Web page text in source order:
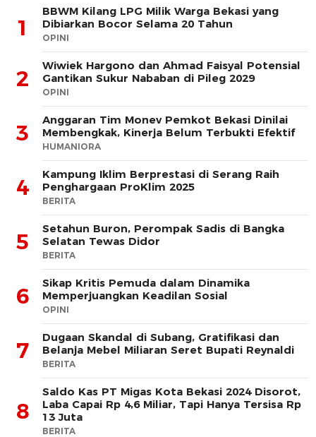
1
BBWM Kilang LPG Milik Warga Bekasi yang
Dibiarkan Bocor Selama 20 Tahun
OPINI
2
Wiwiek Hargono dan Ahmad Faisyal Potensial
Gantikan Sukur Nababan di Pileg 2029
OPINI
3
Anggaran Tim Monev Pemkot Bekasi Dinilai
Membengkak, Kinerja Belum Terbukti Efektif
HUMANIORA
4
Kampung Iklim Berprestasi di Serang Raih
Penghargaan ProKlim 2025
BERITA
5
Setahun Buron, Perompak Sadis di Bangka
Selatan Tewas Didor
BERITA
6
Sikap Kritis Pemuda dalam Dinamika
Memperjuangkan Keadilan Sosial
OPINI
7
Dugaan Skandal di Subang, Gratifikasi dan
Belanja Mebel Miliaran Seret Bupati Reynaldi
BERITA
8
Saldo Kas PT Migas Kota Bekasi 2024 Disorot,
Laba Capai Rp 4,6 Miliar, Tapi Hanya Tersisa Rp
13 Juta
BERITA